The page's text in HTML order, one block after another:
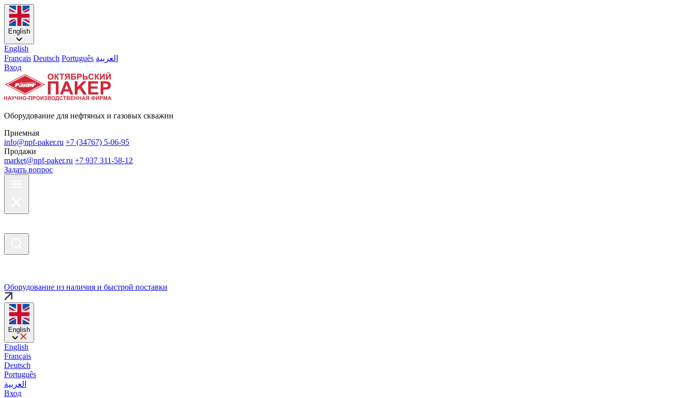
English
English
Français Deutsch Português العربية
Вход
Оборудование для нефтяных и газовых скважин
Приемная
info@npf-paker.ru +7 (34767) 5-06-95
Продажи
market@npf-paker.ru +7 937 311-58-12
Задать вопрос
Оборудование из наличия и быстрой поставки
English
English
Français
Deutsch
Português
العربية
Вход